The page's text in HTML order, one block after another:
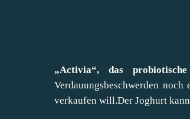
„Activia“, das
Verdauungsbeschwerden
verkaufen will.Der Joghurt